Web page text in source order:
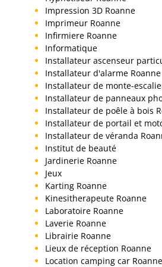
Impression 3D Roanne
Imprimeur Roanne
Infirmiere Roanne
Informatique
Installateur ascenseur
Installateur d'alarme Roanne
Installateur de monte-
Installateur de panneaux
Installateur de poêle à bois
Installateur de portail et
Installateur de véranda
Institut de beauté
Jardinerie Roanne
Jeux
Karting Roanne
Kinesitherapeute Roanne
Laboratoire Roanne
Laverie Roanne
Librairie Roanne
Lieux de réception Roanne
Location camping car Roanne